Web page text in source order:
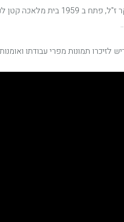
אבא יהודה נקר ז"ל,
לזיכרו תמונות מפרי עבודתו